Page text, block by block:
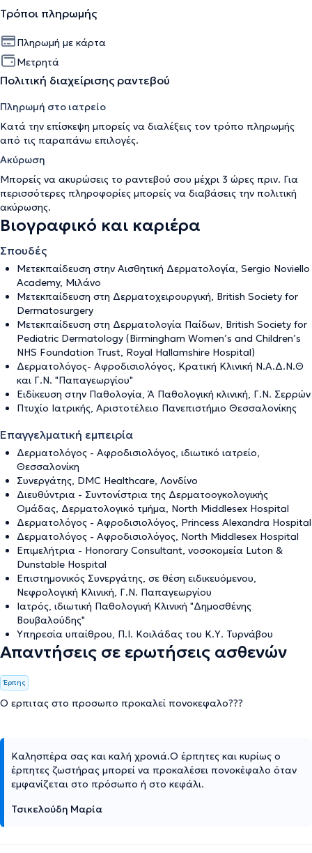
Τρόποι πληρωμής
Πληρωμή με κάρτα
Μετρητά
Πολιτική διαχείρισης ραντεβού
Πληρωμή στο ιατρείο
Κατά την επίσκεψη μπορείς να διαλέξεις τον τρόπο πληρωμής
από τις παραπάνω επιλογές.
Ακύρωση
Μπορείς να ακυρώσεις το ραντεβού σου μέχρι 3 ώρες πριν. Για
περισσότερες πληροφορίες μπορείς να διαβάσεις την πολιτική
ακύρωσης.
Βιογραφικό και καριέρα
Σπουδές
Μετεκπαίδευση στην Αισθητική Δερματολογία, Sergio Noviello
Academy, Μιλάνο
Μετεκπαίδευση στη Δερματοχειρουργική, British Society for
Dermatosurgery
Μετεκπαίδευση στη Δερματολογία Παίδων, British Society for
Pediatric Dermatology (Birmingham Women’s and Children’s
NHS Foundation Trust, Royal Hallamshire Hospital)
Δερματολόγος- Αφροδισιολόγος, Κρατική Κλινική Ν.Α.Δ.Ν.Θ
και Γ.Ν. "Παπαγεωργίου"
Ειδίκευση στην Παθολογία, Ά Παθολογική κλινική, Γ.Ν. Σερρών
Πτυχίο Ιατρικής, Αριστοτέλειο Πανεπιστήμιο Θεσσαλονίκης
Επαγγελματική εμπειρία
Δερματολόγος - Αφροδισιολόγος, ιδιωτικό ιατρείο,
Θεσσαλονίκη
Συνεργάτης, DMC Healthcare, Λονδίνο
Διευθύντρια - Συντονίστρια της Δερματοογκολογικής
Ομάδας, Δερματολογικό τμήμα, North Middlesex Hospital
Δερματολόγος - Αφροδισιολόγος, Princess Alexandra Hospital
Δερματολόγος - Αφροδισιολόγος, North Middlesex Hospital
Επιμελήτρια - Honorary Consultant, νοσοκομεία Luton &
Dunstable Hospital
Επιστημονικός Συνεργάτης, σε θέση ειδικευόμενου,
Νεφρολογική Κλινική, Γ.Ν. Παπαγεωργίου
Ιατρός, ιδιωτική Παθολογική Κλινική "Δημοσθένης
Βουβαλούδης"
Υπηρεσία υπαίθρου, Π.Ι. Κοιλάδας του Κ.Υ. Τυρνάβου
Απαντήσεις σε ερωτήσεις ασθενών
Έρπης
Ο ερπιτας στο προσωπο προκαλεί πονοκεφαλο???
Καλησπέρα σας και καλή χρονιά.Ο έρπητες και κυρίως ο
έρπητες ζωστήρας μπορεί να προκαλέσει πονοκέφαλο όταν
εμφανίζεται στο πρόσωπο ή στο κεφάλι.
Τσικελούδη Μαρία